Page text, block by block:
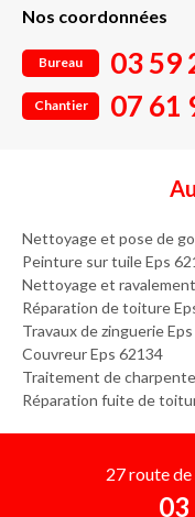
Nos coordonnées
Bureau 03 59
Chantier 07 61
Nettoyage et pose de
Peinture sur tuile Eps
Nettoyage et
Réparation de toiture
Travaux de zinguerie
Couvreur Eps 62134
Traitement de
Réparation fuite de
27 route
03